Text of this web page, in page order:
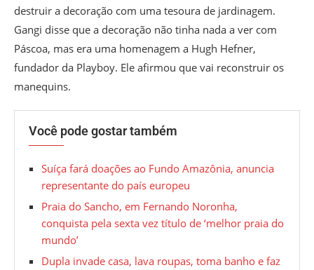
destruir a decoração com uma tesoura de jardinagem.
Gangi disse que a decoração não tinha nada a ver com
Páscoa, mas era uma homenagem a Hugh Hefner,
fundador da Playboy. Ele afirmou que vai reconstruir os
manequins.
Você pode gostar também
Suíça fará doações ao Fundo Amazônia, anuncia
representante do país europeu
Praia do Sancho, em Fernando Noronha,
conquista pela sexta vez título de ‘melhor praia do
mundo’
Dupla invade casa, lava roupas, toma banho e faz